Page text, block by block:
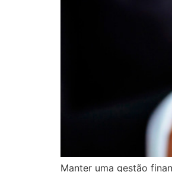
Manter uma gestão